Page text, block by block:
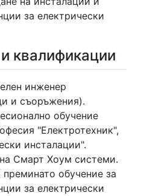
за електрически
квалификации
инженер
и съоръжения).
обучение
"Електротехник",
инсталации".
Смарт Хоум системи.
обучение за
за електрически